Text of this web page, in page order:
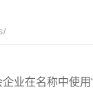
在名称中使用